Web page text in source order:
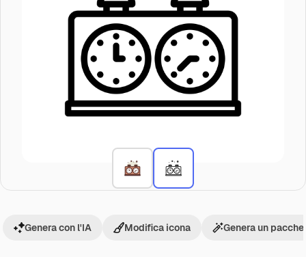
Genera con l'IA Modifica icona Genera un